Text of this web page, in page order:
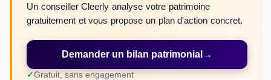
Un conseiller Cleerly analyse votre patrimoine
gratuitement et vous propose un plan d'action concret.
Demander un bilan patrimonial →
Gratuit, sans engagement